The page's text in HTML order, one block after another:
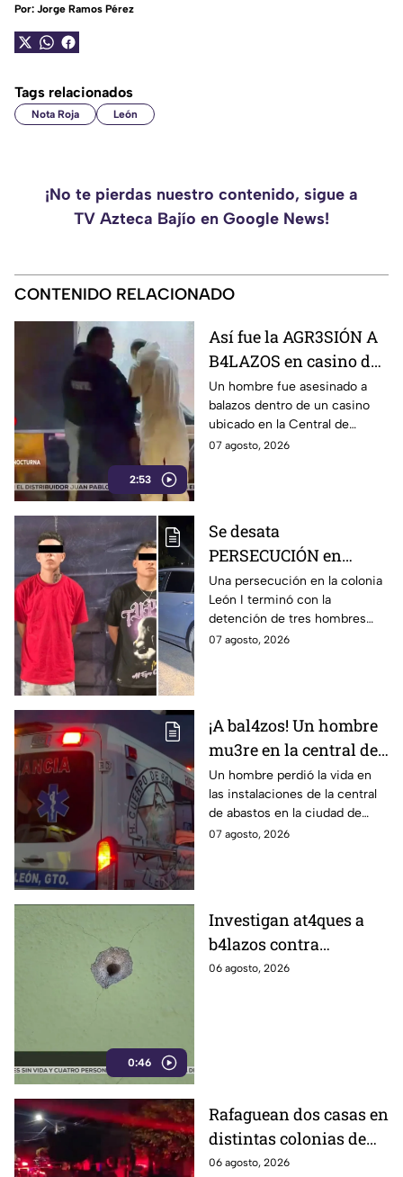
Por: Jorge Ramos Pérez
Tags relacionados
Nota Roja León
¡No te pierdas nuestro contenido, sigue a
TV Azteca Bajío en Google News!
CONTENIDO RELACIONADO
2:53
Así fue la AGR3SIÓN A
B4LAZOS en casino de
la Central de Abastos
que cobró la v1da de un
hombre, en León
Un hombre fue asesinado a
balazos dentro de un casino
ubicado en la Central de
Abastos de León. Sujetos
07 agosto, 2026
Se desata
PERSECUCIÓN en
colonia León I: Así
IDENTIFICARON y
DETUVIERON a tres
hombres, en León
Una persecución en la colonia
León I terminó con la
detención de tres hombres
que viajaban en una
07 agosto, 2026
¡A bal4zos! Un hombre
mu3re en la central de
abastos; esto es lo que
se sabe
Un hombre perdió la vida en
las instalaciones de la central
de abastos en la ciudad de
León, tras ser víctima de un
07 agosto, 2026
0:46
Investigan at4ques a
b4lazos contra
distintos domicilios en
06 agosto, 2026
Rafaguean dos casas en
distintas colonias de
Celaya; esto fue lo que
06 agosto, 2026